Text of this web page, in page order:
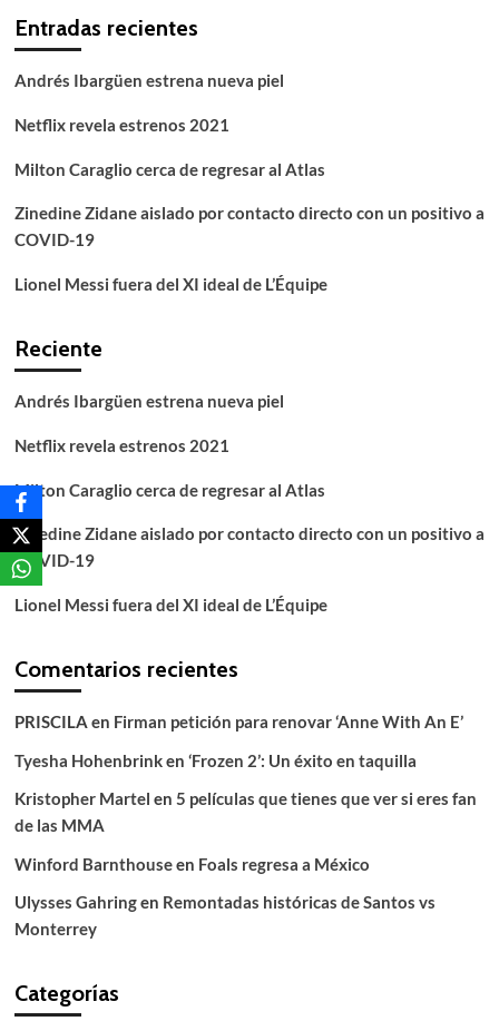
Entradas recientes
Andrés Ibargüen estrena nueva piel
Netflix revela estrenos 2021
Milton Caraglio cerca de regresar al Atlas
Zinedine Zidane aislado por contacto directo con un positivo a
COVID-19
Lionel Messi fuera del XI ideal de L’Équipe
Reciente
Andrés Ibargüen estrena nueva piel
Netflix revela estrenos 2021
Milton Caraglio cerca de regresar al Atlas
Zinedine Zidane aislado por contacto directo con un positivo a
COVID-19
Lionel Messi fuera del XI ideal de L’Équipe
Comentarios recientes
PRISCILA en Firman petición para renovar ‘Anne With An E’
Tyesha Hohenbrinken ‘Frozen 2’: Un éxito en taquilla
Kristopher Martel en 5 películas que tienes que ver si eres fan
de las MMA
Winford Barnthouseen Foals regresa a México
Ulysses Gahringen Remontadas históricas de Santos vs
Monterrey
Categorías